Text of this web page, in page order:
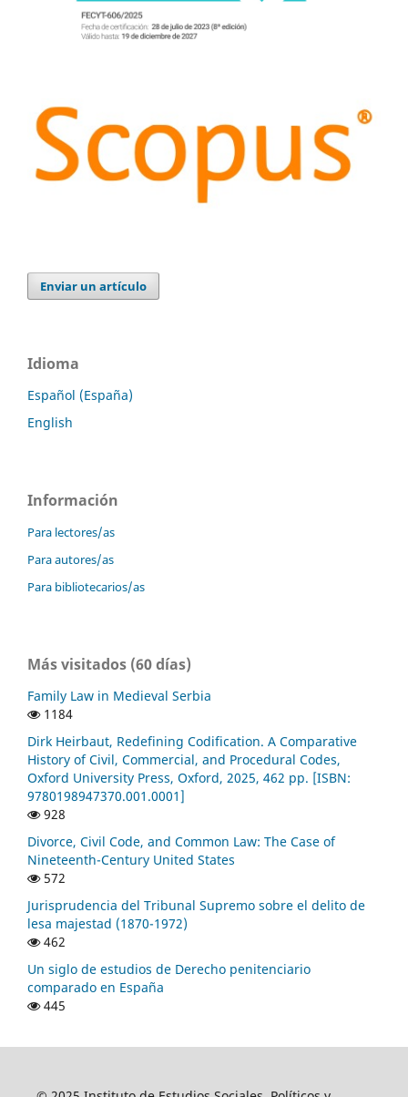
Enviar un artículo
Idioma
Español (España)
English
Información
Para lectores/as
Para autores/as
Para bibliotecarios/as
Más visitados (60 días)
Family Law in Medieval Serbia
1184
Dirk Heirbaut, Redefining Codification. A Comparative
History of Civil, Commercial, and Procedural Codes,
Oxford University Press, Oxford, 2025, 462 pp. [ISBN:
9780198947370.001.0001]
928
Divorce, Civil Code, and Common Law: The Case of
Nineteenth-Century United States
572
Jurisprudencia del Tribunal Supremo sobre el delito de
lesa majestad (1870-1972)
462
Un siglo de estudios de Derecho penitenciario
comparado en España
445